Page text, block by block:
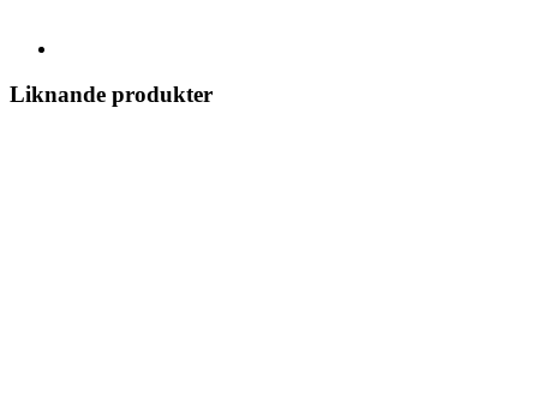
Liknande produkter